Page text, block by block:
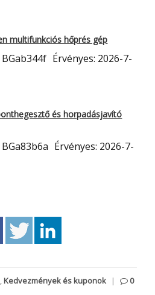
multifunkciós hőprés gép
BGab344f Érvényes: 2026-7-
és horpadásjavító
BGa83b6a Érvényes: 2026-7-
,Kedvezmények és kuponok | 0